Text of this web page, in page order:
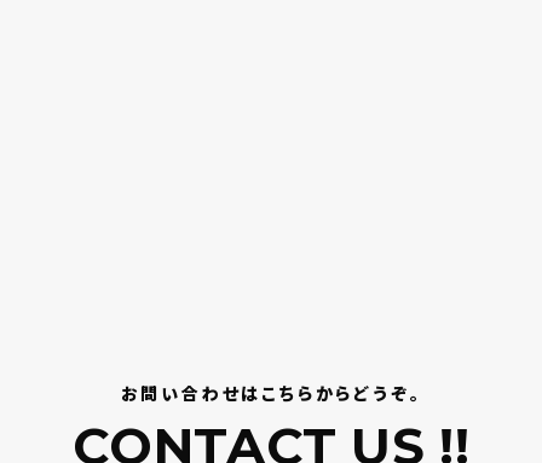
お問い合わせはこちらからどうぞ。
CONTACT US !!